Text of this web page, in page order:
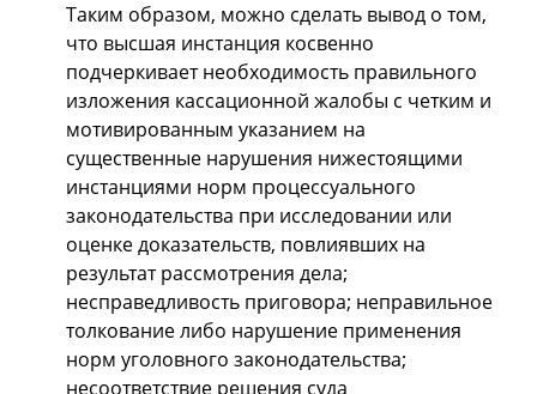
Таким образом, можно сделать вывод о том,
что высшая инстанция косвенно
подчеркивает необходимость правильного
изложения кассационной жалобы с четким и
мотивированным указанием на
существенные нарушения нижестоящими
инстанциями норм процессуального
законодательства при исследовании или
оценке доказательств, повлиявших на
результат рассмотрения дела;
несправедливость приговора; неправильное
толкование либо нарушение применения
норм уголовного законодательства;
несоответствие решения суда